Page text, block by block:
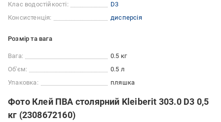
Клас водостійкості:
D3
Консистенція:
дисперсія
Розмір та вага
Вага:
0.5 кг
Об'єм:
0.5 л
Упаковка:
пляшка
Фото Клей ПВА столярний Kleiberit 303.0 D3 0,5
кг (2308672160)